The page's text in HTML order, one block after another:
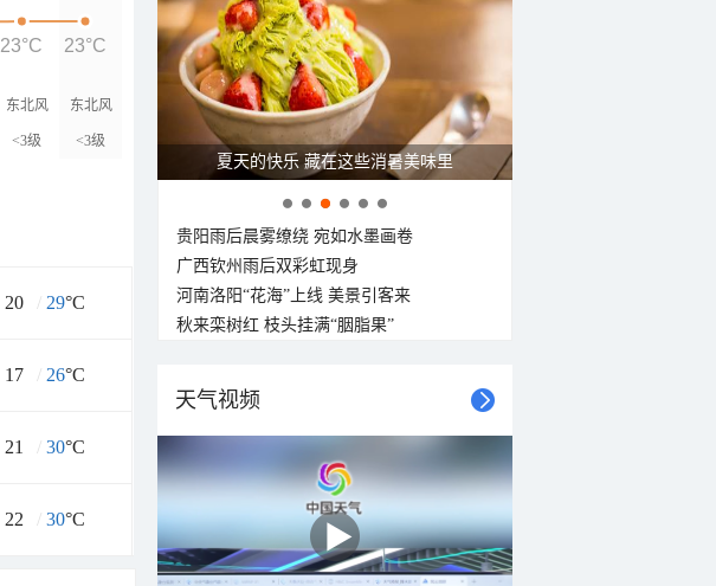
东北风
<3级
东北风
<3级
23°C 23°C
20 / 29°C
17 / 26°C
21 / 30°C
22 / 30°C
夏天的快乐 藏在这些消暑美味里
贵阳雨后晨雾缭绕 宛如水墨画卷
广西钦州雨后双彩虹现身
河南洛阳“花海”上线 美景引客来
秋来栾树红 枝头挂满“胭脂果”
天气视频